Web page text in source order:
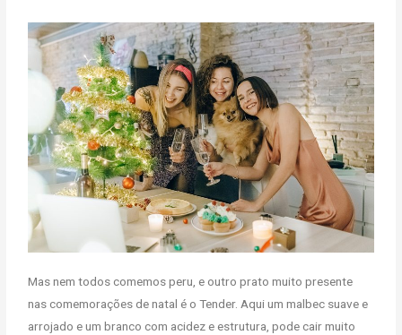
Mas nem todos comemos peru, e outro prato muito presente
nas comemorações de natal é o Tender. Aqui um malbec suave e
arrojado e um branco com acidez e estrutura, pode cair muito